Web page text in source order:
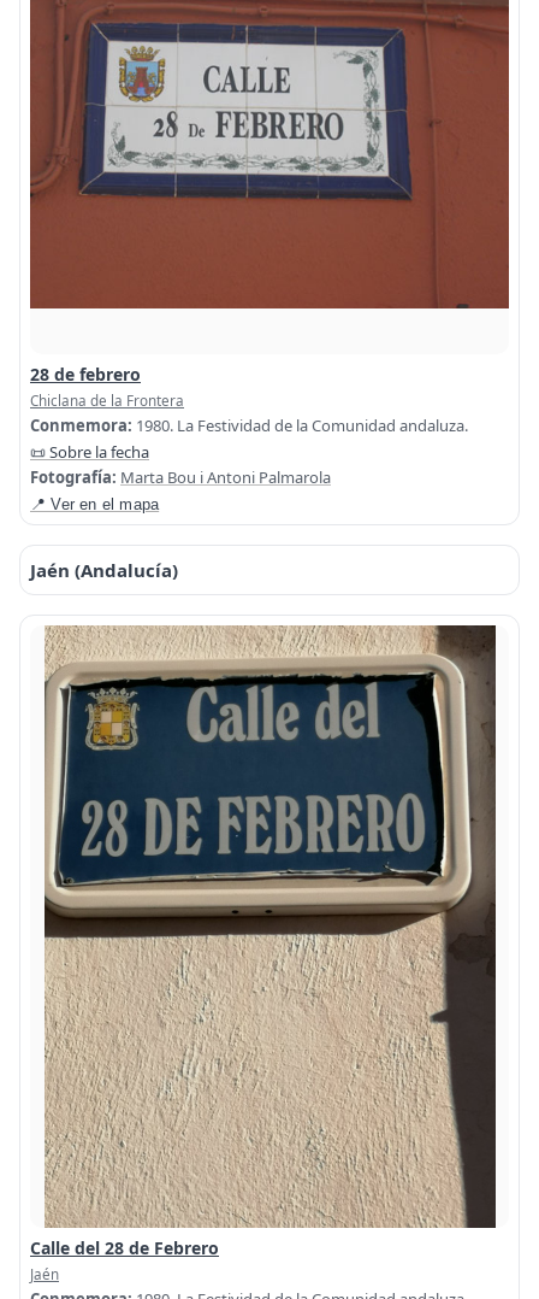
28 de febrero
Chiclana de la Frontera
Conmemora: 1980. La Festividad de la Comunidad andaluza.
📜 Sobre la fecha
Fotografía: Marta Bou i Antoni Palmarola
📍 Ver en el mapa
Jaén (Andalucía)
Calle del 28 de Febrero
Jaén